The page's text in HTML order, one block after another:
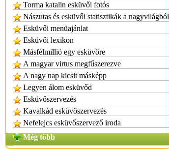
Torma katalin esküvői fotós
Nászutas és esküvői statisztikák a nagyvilágból
Esküvői menüajánlat
Esküvői lexikon
Másfélmillió egy esküvőre
A magyar virtus megfűszerezve
A nagy nap kicsit másképp
Legyen álom esküvőd
Esküvőszervezés
Kavalkád esküvőszervezés
Nefelejcs esküvőszervező iroda
Még több